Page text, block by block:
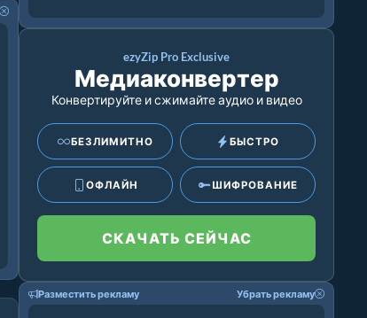
ezyZip Pro Exclusive
Медиаконвертер
Конвертируйте и сжимайте аудио и видео
БЕЗЛИМИТНО БЫСТРО
ОФЛАЙН ШИФРОВАНИЕ
СКАЧАТЬ СЕЙЧАС
Разместить рекламу Убрать рекламу